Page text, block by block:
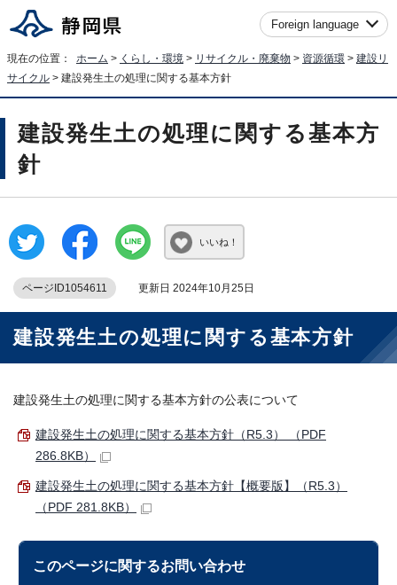
Foreign language
現在の位置： ホーム > くらし・環境 > リサイクル・廃棄物 > 資源循環 > 建設リ
サイクル > 建設発生土の処理に関する基本方針
建設発生土の処理に関する基本方
針
いいね！
ページID1054611 更新日 2024年10月25日
建設発生土の処理に関する基本方針
建設発生土の処理に関する基本方針の公表について
建設発生土の処理に関する基本方針（R5.3） （PDF
286.8KB）
建設発生土の処理に関する基本方針【概要版】（R5.3）
（PDF 281.8KB）
このページに関するお問い合わせ